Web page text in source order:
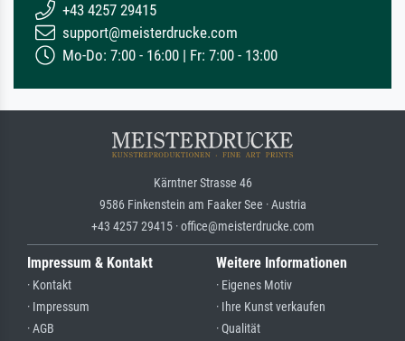
+43 4257 29415
support@meisterdrucke.com
Mo-Do: 7:00 - 16:00 | Fr: 7:00 - 13:00
Kärntner Strasse 46
9586 Finkenstein am Faaker See · Austria
+43 4257 29415 · office@meisterdrucke.com
Impressum & Kontakt
· Kontakt
· Impressum
· AGB
Weitere Informationen
· Eigenes Motiv
· Ihre Kunst verkaufen
· Qualität